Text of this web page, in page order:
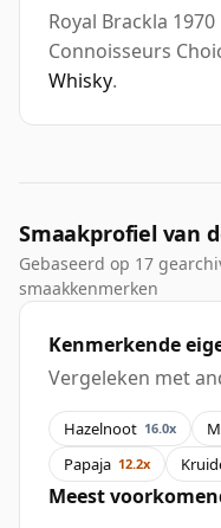
Royal Brackla
Connoisseurs
Whisky.
Smaakprofiel van
Gebaseerd op 17
smaakkenmerken
Kenmerkende
Vergeleken met
Hazelnoot 16.0x
Papaja 12.2x
Meest